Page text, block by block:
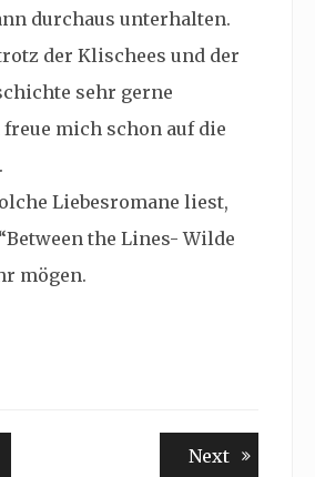
durchaus unterhalten.
der Klischees und der
sehr gerne
freue mich schon auf die
Liebesromane liest,
the Lines- Wilde
mögen.
NextNext